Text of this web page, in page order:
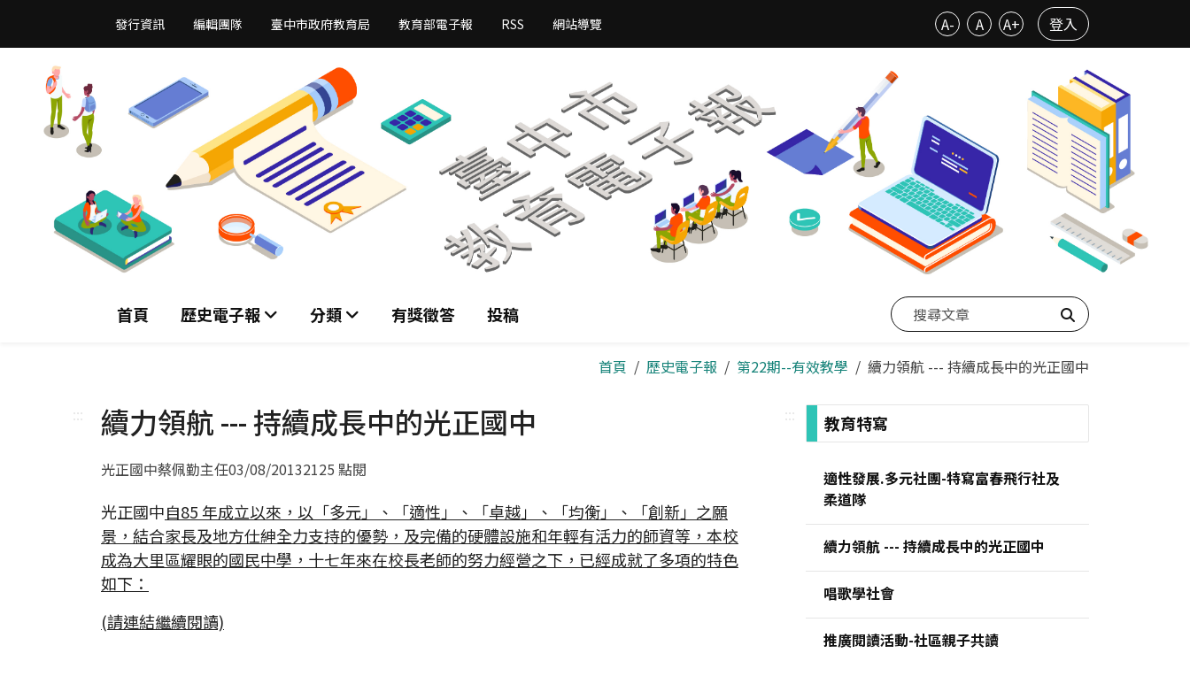
主
發行資訊 編輯團隊 臺中市政府教育局 教育部電子報 RSS 網站導覽 A- A A+ 登入
首頁 歷史電子報 分類 有獎徵答 投稿
搜尋
首頁 歷史電子報 第22期--有效教學 續力領航 --- 持續成長中的光正國中
::: 續力領航 --- 持續成長中的光正國中
光正國中蔡佩勤主任03/08/20132125 點閱
光正國中自85 年成立以來，以「多元」、「適性」、「卓越」、「均衡」、「創新」之願
景，結合家長及地方仕紳全力支持的優勢，及完備的硬體設施和年輕有活力的師資等，本校
成為大里區耀眼的國民中學，十七年來在校長老師的努力經營之下，已經成就了多項的特色
如下：
(請連結繼續閱讀)
::: 教育特寫
適性發展.多元社團-特寫富春飛行社及
柔道隊
續力領航 --- 持續成長中的光正國中
唱歌學社會
推廣閱讀活動-社區親子共讀